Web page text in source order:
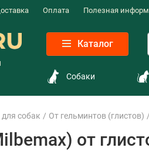
Оплата Полезная
Каталог
Собаки
для собак От гельминтов (глистов)
от